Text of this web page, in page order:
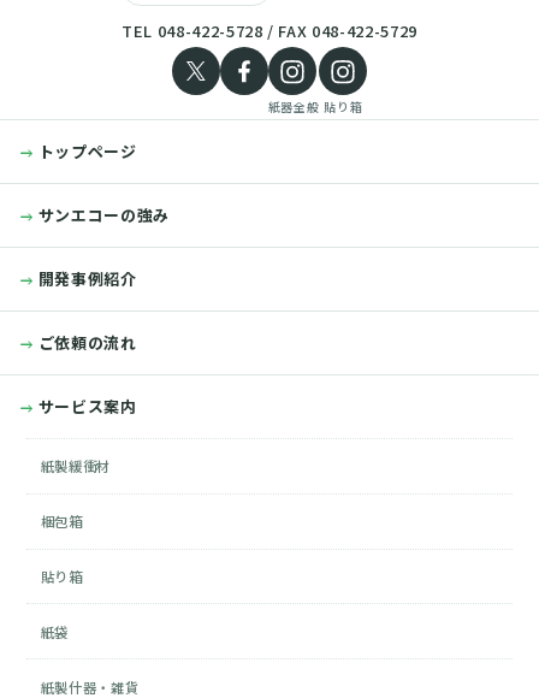
TEL 048-422-5728 / FAX 048-422-5729
紙器全般 貼り箱
トップページ
サンエコーの強み
開発事例紹介
ご依頼の流れ
サービス案内
紙製緩衝材
梱包箱
貼り箱
紙袋
紙製什器・雑貨